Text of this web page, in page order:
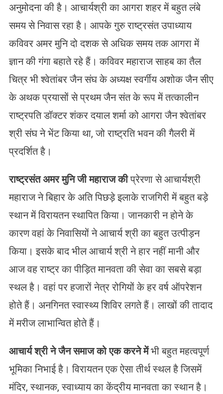
अनुमोदना की है। आचार्यश्री का आगरा शहर में बहुत लंबे
समय से निवास रहा है। आपके गुरु राष्ट्रसंत उपाध्याय
कविवर अमर मुनि दो दशक से अधिक समय तक आगरा में
ज्ञान की गंगा बहाते रहे हैं। कविवर महाराज साहब का तैल
चित्र भी श्वेतांबर जैन संघ के अध्यक्ष स्वर्गीय अशोक जैन सीए
के अथक प्रयासों से प्रथम जैन संत के रूप में तत्कालीन
राष्ट्रपति डॉक्टर शंकर दयाल शर्मा को आगरा जैन श्वेतांबर
श्री संघ ने भेंट किया था, जो राष्ट्रति भवन की गैलरी में
प्रदर्शित है।
राष्ट्रसंत अमर मुनि जी महाराज कीप्रेरणा से आचार्यश्री
महाराज ने बिहार के अति पिछड़े इलाके राजगिरी में बहुत बड़े
स्थान में विरायतन स्थापित किया। जानकारी न होने के
कारण वहां के निवासियों ने आचार्य श्री का बहुत उत्पीड़न
किया। इसके बाद भील आचार्य श्री ने हार नहीं मानी और
आज वह राष्ट्र का पीड़ित मानवता की सेवा का सबसे बड़ा
स्थल है। वहां पर हजारों नेत्र रोगियों के हर वर्ष ऑपरेशन
होते हैं। अनगिनत स्वास्थ्य शिविर लगते हैं। लाखों की तादाद
में मरीज लाभान्वित होते हैं।
आचार्य श्री ने जैन समाज को एक करने मेंभी बहुत महत्वपूर्ण
भूमिका निभाई है। विरायतन एक ऐसा तीर्थ स्थल है जिसमें
मंदिर, स्थानक, स्वाध्याय का केंद्रीय मानवता का स्थान है।